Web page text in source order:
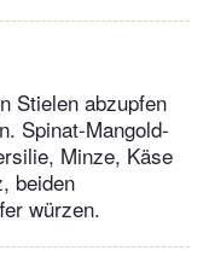
Stielen abzupfen
Spinat-Mangold-
Minze, Käse
beiden
würzen.